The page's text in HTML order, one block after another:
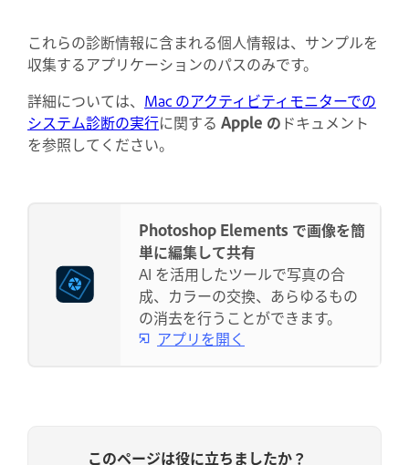
これらの診断情報に含まれる個人情報は、サンプルを
収集するアプリケーションのパスのみです。
詳細については、 Mac のアクティビティモニターでの
システム診断の実行に関する Apple の ドキュメント
を参照してください。
Photoshop Elements で画像を簡
単に編集して共有
AI を活用したツールで写真の合
成、カラーの交換、あらゆるもの
の消去を行うことができます。
アプリを開く
このページは役に立ちましたか？